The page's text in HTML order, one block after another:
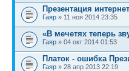
Презентация
Гаяр » 11 ноя 2014 23:35
«В мечетях теперь
Гаяр » 04 окт 2014 01:53
Платок - ошибка
Гаяр » 28 апр 2013 22:19